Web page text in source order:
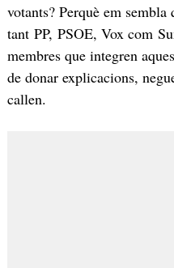
votants? Perquè em
tant PP, PSOE, Vox com
membres que integren
de donar explicacions,
callen.